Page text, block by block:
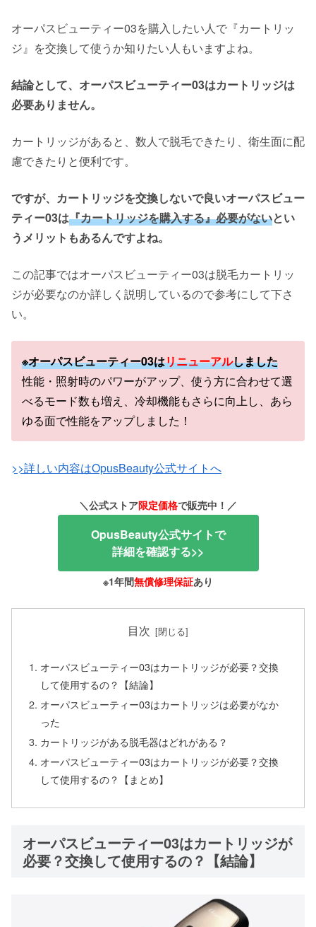
オーパスビューティー03を購入したい人で『カートリッ
ジ』を交換して使うか知りたい人もいますよね。
結論として、オーパスビューティー03はカートリッジは
必要ありません。
カートリッジがあると、数人で脱毛できたり、衛生面に配
慮できたりと便利です。
ですが、カートリッジを交換しないで良いオーパスビュー
ティー03は『カートリッジを購入する』必要がないとい
うメリットもあるんですよね。
この記事ではオーパスビューティー03は脱毛カートリッ
ジが必要なのか詳しく説明しているので参考にして下さ
い。
※オーパスビューティー03はリニューアルしました
性能・照射時のパワーがアップ、使う方に合わせて選
べるモード数も増え、冷却機能もさらに向上し、あら
ゆる面で性能をアップしました！
>>詳しい内容はOpusBeauty公式サイトへ
＼公式ストア限定価格で販売中！／
OpusBeauty公式サイトで
詳細を確認する>>
※1年間無償修理保証あり
目次
オーパスビューティー03はカートリッジが必要？交換
して使用するの？【結論】
オーパスビューティー03はカートリッジは必要がなか
った
カートリッジがある脱毛器はどれがある？
オーパスビューティー03はカートリッジが必要？交換
して使用するの？【まとめ】
オーパスビューティー03はカートリッジが
必要？交換して使用するの？【結論】